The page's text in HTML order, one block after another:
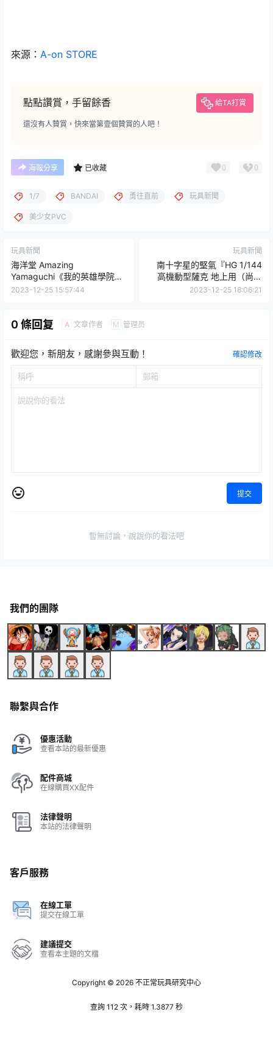
來源： A-on STORE
點點讚賞，手留餘香 給TA打賞
還沒有人贊賞，快來當第壹個贊賞的人吧！
海報分享 已收藏 0 0
1/7 BANDAI 勇往直前 玩具新聞
美少女PVC
玩具新聞
海洋堂 Amazing
Yamaguchi《我的英雄學院》
「死柄木弔 覺醒版」可動人偶
2023-12-25 15:57:44
玩具新聞
南十字星的堅氣『HG 1/144
高機動型薩克 地上用（尚昊
機）』水貼再現特徵的迷彩圖
2023-12-25 18:06:21
0 條回复 A 文章作者 M 管理员
歡迎您，新朋友，感謝參與互動！ 確認修改
提交
暫無討論，說說你的看法吧
我們的團隊
聯繫與合作
優惠活動
查看本站的最新優惠
配件商城
在線購買XX配件
法律聲明
本站的法律聲明
客戶服務
在線工單
提交在線工單
建議提交
查看本主題的文檔
Copyright © 2026 不正常玩具研究中心
查詢 112 次，耗時 1.3877 秒